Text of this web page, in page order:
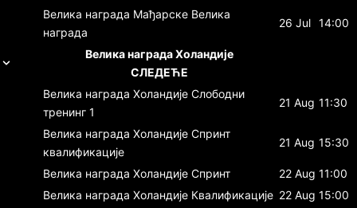
Велика награда Мађарске Велика
награда
26 Jul 14:00
Велика награда Холандије
СЛЕДЕЋЕ
Велика награда Холандије Слободни
тренинг 1
21 Aug 11:30
Велика награда Холандије Спринт
квалификације
21 Aug 15:30
Велика награда Холандије Спринт 22 Aug 11:00
Велика награда Холандије Квалификације 22 Aug 15:00